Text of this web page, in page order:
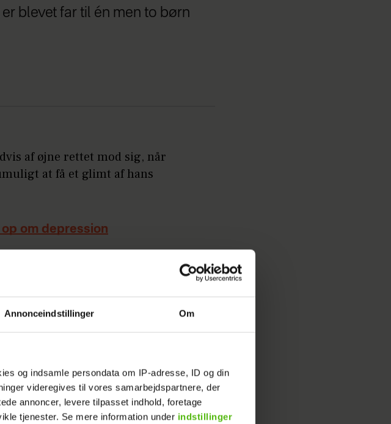
Annonceindstillinger Om
og indsamle persondata om IP-adresse, ID og din
videregives til vores samarbejdspartnere, der
annoncer, levere tilpasset indhold, foretage
tjenester. Se mere information under indstillinger
blevet far til én men to børn
af øjne rettet mod sig, når
at få et glimt af hans
om depression